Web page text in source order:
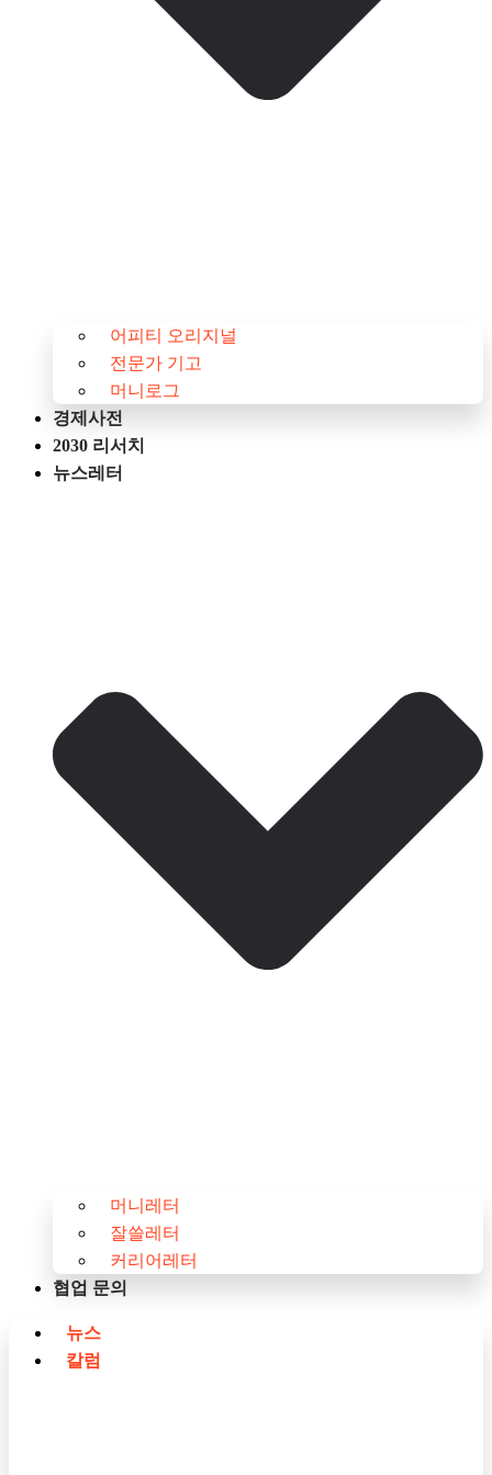
어피티 오리지널
전문가 기고
머니로그
경제사전
2030 리서치
뉴스레터
머니레터
잘쓸레터
커리어레터
협업 문의
뉴스
칼럼